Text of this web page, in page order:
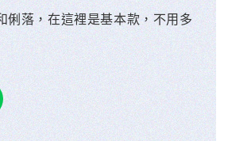
俐落，在這裡是基本款，不用多